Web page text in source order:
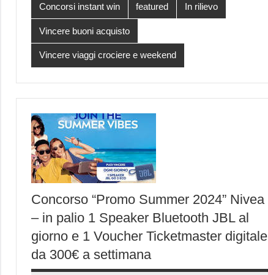
Concorsi instant win featured In rilievo
Vincere buoni acquisto
Vincere viaggi crociere e weekend
Concorso “Promo Summer 2024” Nivea
– in palio 1 Speaker Bluetooth JBL al
giorno e 1 Voucher Ticketmaster digitale
da 300€ a settimana